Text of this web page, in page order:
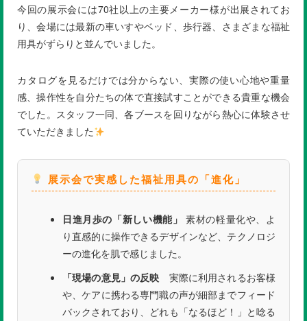
今回の展示会には70社以上の主要メーカー様が出展されてお
り、会場には最新の車いすやベッド、歩行器、さまざまな福祉
用具がずらりと並んでいました。
カタログを見るだけでは分からない、実際の使い心地や重量
感、操作性を自分たちの体で直接試すことができる貴重な機会
でした。スタッフ一同、各ブースを回りながら熱心に体験させ
ていただきました
展示会で実感した福祉用具の「進化」
日進月歩の「新しい機能」 素材の軽量化や、よ
り直感的に操作できるデザインなど、テクノロジ
ーの進化を肌で感じました。
「現場の意見」の反映 実際に利用されるお客様
や、ケアに携わる専門職の声が細部までフィード
バックされており、どれも「なるほど！」と唸る